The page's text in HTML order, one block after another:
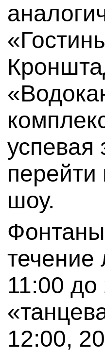
успевая
шоу.
течение
11:00
12:00,